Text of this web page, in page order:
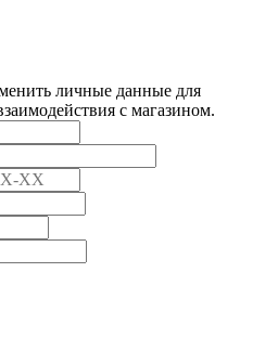
личные данные для
с магазином.